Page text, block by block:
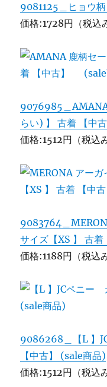
9081125＿ヒョウ
価格:1728円（税込
9076985＿
らい) 】 古着 【
価格:1512円（税込
9083764＿
サイズ【XS 】 古
価格:1188円（税込
9086268＿【L 】
【中古】 (sale商品)
価格:1512円（税込